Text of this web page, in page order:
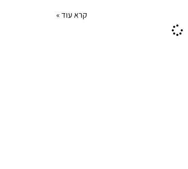
קרא עוד »